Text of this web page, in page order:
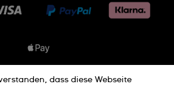
dass diese Webseite